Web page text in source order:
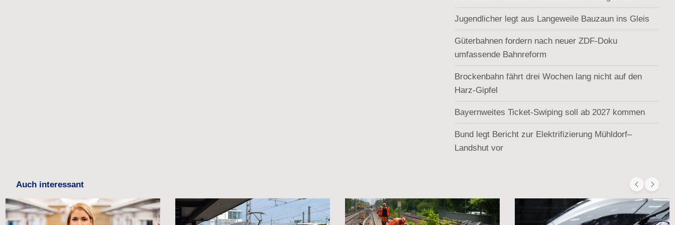
Jugendlicher legt aus Langeweile Bauzaun ins Gleis
Güterbahnen fordern nach neuer ZDF-Doku
umfassende Bahnreform
Brockenbahn fährt drei Wochen lang nicht auf den
Harz-Gipfel
Bayernweites Ticket-Swiping soll ab 2027 kommen
Bund legt Bericht zur Elektrifizierung Mühldorf–
Landshut vor
Auch interessant